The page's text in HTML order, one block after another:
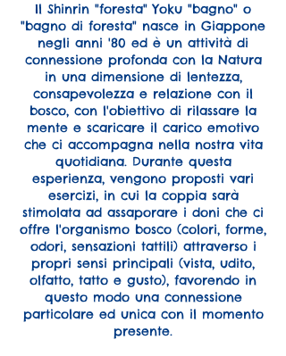
Il Shinrin "foresta" Yoku "bagno" o
"bagno di foresta" nasce in Giappone
negli anni '80 ed è un attività di
connessione profonda con la Natura
in una dimensione di lentezza,
consapevolezza e relazione con il
bosco, con l'obiettivo di rilassare la
mente e scaricare il carico emotivo
che ci accompagna nella nostra vita
quotidiana. Durante questa
esperienza, vengono proposti vari
esercizi, in cui la coppia sarà
stimolata ad assaporare i doni che ci
offre l'organismo bosco (colori, forme,
odori, sensazioni tattili) attraverso i
propri sensi principali (vista, udito,
olfatto, tatto e gusto), favorendo in
questo modo una connessione
particolare ed unica con il momento
presente.